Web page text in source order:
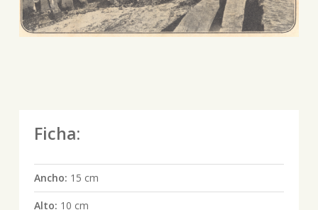
Ficha:
Ancho: 15 cm
Alto: 10 cm